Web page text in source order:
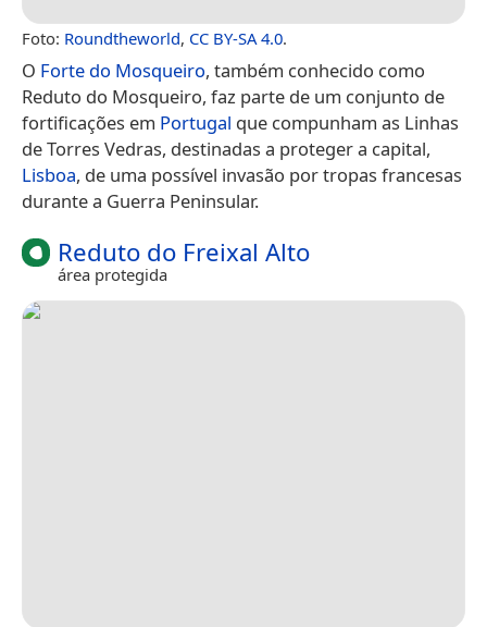
Foto: Roundtheworld, CC BY-SA 4.0.
O Forte do Mosqueiro, também conhecido como
Reduto do Mosqueiro, faz parte de um conjunto de
fortificações em Portugal que compunham as Linhas
de Torres Vedras, destinadas a proteger a capital,
Lisboa, de uma possível invasão por tropas francesas
durante a Guerra Peninsular.
Reduto do Freixal Alto
área protegida